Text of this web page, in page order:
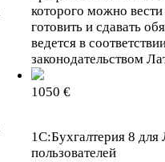
которого можно
готовить и сдавать
ведется в
законодательством
1050 €
1С:Бухгалтерия 8 для
пользователей